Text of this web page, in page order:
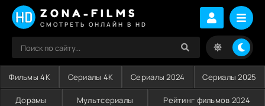
ZONA-FILMS
СМОТРЕТЬ ОНЛАЙН В HD
Фильмы 4K Сериалы 4K Сериалы 2024 Сериалы 2025
Дорамы Мультсериалы Рейтинг фильмов 2024